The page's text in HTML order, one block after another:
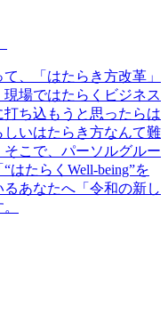
、「はたらき方改革」
場ではたらくビジネス
ち込もうと思ったらは
いはたらき方なんて難
こで、パーソルグルー
はたらくWell-being”を
あなたへ「令和の新し